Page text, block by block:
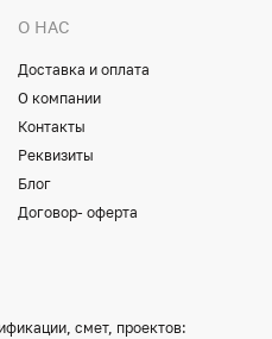
О НАС
Доставка и оплата
О компании
Контакты
Реквизиты
Блог
Договор- оферта
смет, проектов: